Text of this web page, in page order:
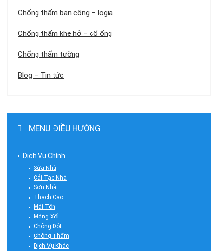
Chống thấm ban công – logia
Chống thấm khe hở – cổ ống
Chống thấm tường
Blog – Tin tức
MENU ĐIỀU HƯỚNG
Dịch Vụ Chính
Sửa Nhà
Cải Tạo Nhà
Sơn Nhà
Thạch Cao
Mái Tôn
Máng Xối
Chống Dột
Chống Thấm
Dịch Vụ Khác